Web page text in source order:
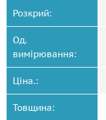
Розкрий:
Од.
вимірювання:
Ціна.:
Товщина: